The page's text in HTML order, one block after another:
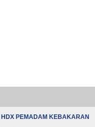
HDX PEMADAM KEBAKARAN